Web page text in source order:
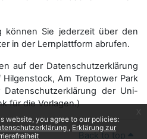
website, you agree to our policies:
Erklärung zur
können Sie jederzeit über den
in der Lernplattform abrufen.
auf der Datenschutzerklärung
Hilgenstock, Am Treptower Park
der Uni-
für die Vorlagen.)
Back to top